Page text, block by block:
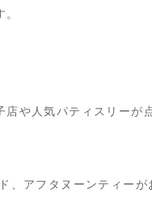
や人気パティスリーが
、アフタヌーンティーが